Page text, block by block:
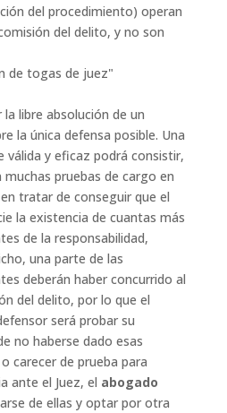
del procedimiento) operan
del delito, y no son
libre absolución de un
la única defensa posible. Una
válida y eficaz podrá consistir,
pruebas de cargo en
tratar de conseguir que el
la existencia de cuantas más
de la responsabilidad,
una parte de las
deberán haber concurrido al
del delito, por lo que el
será probar su
no haberse dado esas
carecer de prueba para
ante el Juez, el abogado
de ellas y optar por otra